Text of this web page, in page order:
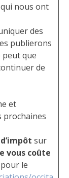
nous ont
des
publierons
peut que
de
et
prochaines
sur
vous coûte
le